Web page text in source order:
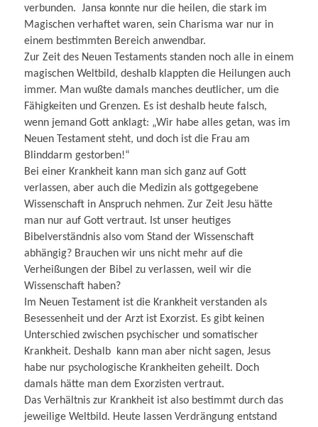
verbunden. Jansa konnte nur die heilen, die stark im
Magischen verhaftet waren, sein Charisma war nur in
einem bestimmten Bereich anwendbar.
Zur Zeit des Neuen Testaments standen noch alle in einem
magischen Weltbild, deshalb klappten die Heilungen auch
immer. Man wußte damals manches deutlicher, um die
Fähigkeiten und Grenzen. Es ist deshalb heute falsch,
wenn jemand Gott anklagt: „Wir habe alles getan, was im
Neuen Testament steht, und doch ist die Frau am
Blinddarm gestorben!“
Bei einer Krankheit kann man sich ganz auf Gott
verlassen, aber auch die Medizin als gottgegebene
Wissenschaft in Anspruch nehmen. Zur Zeit Jesu hätte
man nur auf Gott vertraut. Ist unser heutiges
Bibelverständnis also vom Stand der Wissenschaft
abhängig? Brauchen wir uns nicht mehr auf die
Verheißungen der Bibel zu verlassen, weil wir die
Wissenschaft haben?
Im Neuen Testament ist die Krankheit verstanden als
Besessenheit und der Arzt ist Exorzist. Es gibt keinen
Unterschied zwischen psychischer und somatischer
Krankheit. Deshalb kann man aber nicht sagen, Jesus
habe nur psychologische Krankheiten geheilt. Doch
damals hätte man dem Exorzisten vertraut.
Das Verhältnis zur Krankheit ist also bestimmt durch das
jeweilige Weltbild. Heute lassen Verdrängung entstand